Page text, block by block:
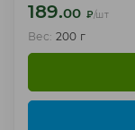
189.00 ₽/шт
Вес: 200 г